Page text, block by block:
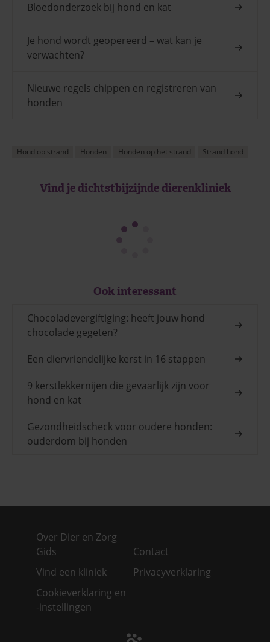
Bloedonderzoek bij hond en kat
Je hond wordt geopereerd – wat kan je
verwachten?
Nieuwe regels chippen en registreren van
honden
Hond op strand Honden Honden op het strand Strand hond
Vind je dichtstbijzijnde dierenkliniek
Ook interessant
Chocoladevergiftiging: heeft jouw hond
chocolade gegeten?
Een diervriendelijke kerst in 16 stappen
9 kerstlekkernijen die gevaarlijk zijn voor
hond en kat
Gezondheidscheck voor oudere honden:
ouderdom bij honden
Over Dier en Zorg
Gids
Contact
Vind een kliniek
Privacyverklaring
Cookieverklaring en
-instellingen